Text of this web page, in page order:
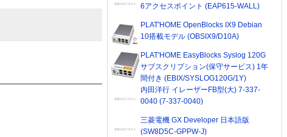
6アクセスポイント (EAP615-WALL)
PLAT'HOME OpenBlocks IX9 Debian
10搭載モデル (OBSIX9/D10A)
PLAT'HOME EasyBlocks Syslog 120G
サブスクリプション(保守サービス) 1年
間付き (EBIX/SYSLOG120G/1Y)
内田洋行 イレーザーFB型(大) 7-337-
0040 (7-337-0040)
三菱電機 GX Developer 日本語版
(SW8D5C-GPPW-J)